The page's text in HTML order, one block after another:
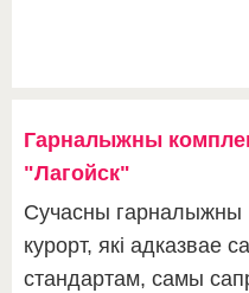
Гарналыжны
"Лагойск"
Сучасны гарналыжны
курорт, які адказвае
стандартам, самы